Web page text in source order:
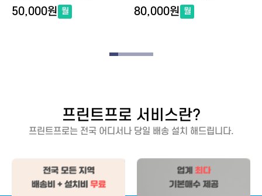
50,000원 월 80,000원 월
프린트프로 서비스란?
프린트프로는 전국 어디서나 당일 배송 설치 해드립니다.